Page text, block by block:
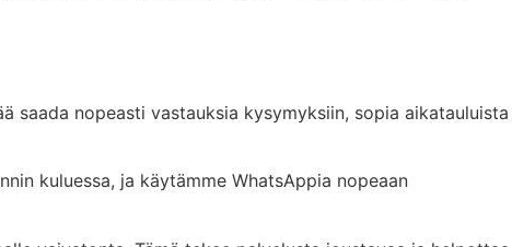
saada nopeasti vastauksia kysymyksiin, sopia aikatauluista
kuluessa, ja käytämme WhatsAppia nopeaan